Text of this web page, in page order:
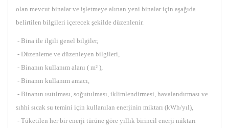
olan mevcut binalar ve işletmeye alınan yeni binalar için aşağıda
belirtilen bilgileri içerecek şekilde düzenlenir.
- Bina ile ilgili genel bilgiler,
- Düzenleme ve düzenleyen bilgileri,
- Binanın kullanım alanı ( m² ),
- Binanın kullanım amacı,
- Binanın ısıtılması, soğutulması, iklimlendirmesi, havalandırması ve
sıhhi sıcak su temini için kullanılan enerjinin miktarı (kWh/yıl),
- Tüketilen her bir enerji türüne göre yıllık birincil enerji miktarı